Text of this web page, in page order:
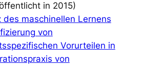
in 2015)
des maschinellen Lernens
von
Vorurteilen in
von